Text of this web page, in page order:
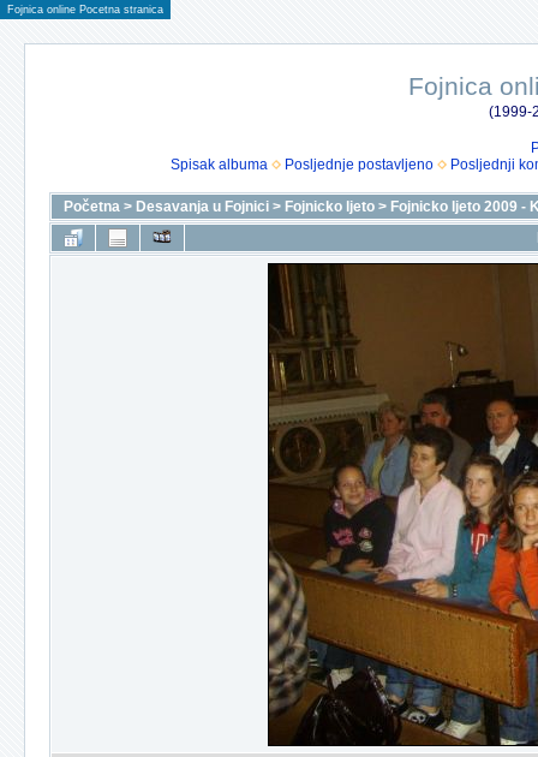
Fojnica online Pocetna stranica
Fojnica
(1999-
Spisak albuma
Posljednje postavljeno Posljednji
Početna > Desavanja u Fojnici > Fojnicko ljeto > Fojnicko ljeto 2009 -